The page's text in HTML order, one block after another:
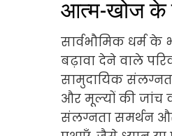
आत्म-खोज के
सार्वभौमिक धर्म
बढ़ावा देने वाले
सामुदायिक
और मूल्यों की जांच
संलग्नता समर्थन